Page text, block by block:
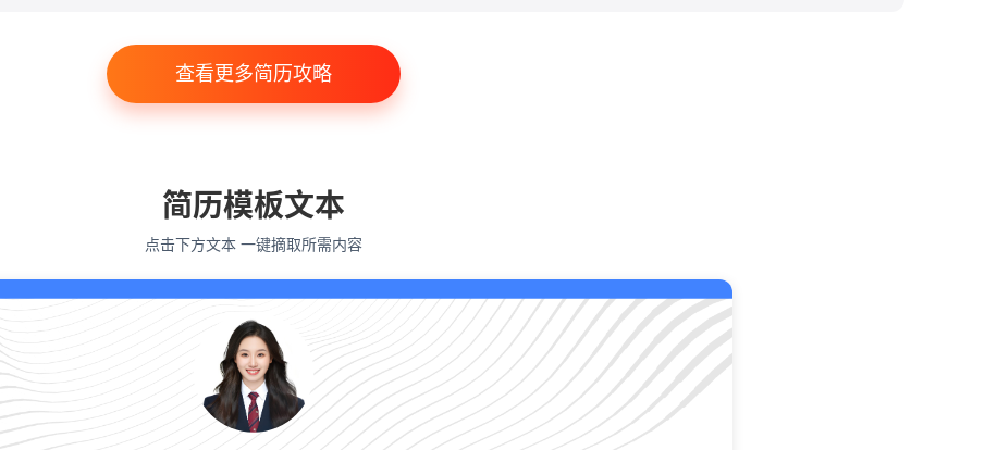
查看更多简历攻略
简历模板文本
点击下方文本 一键摘取所需内容